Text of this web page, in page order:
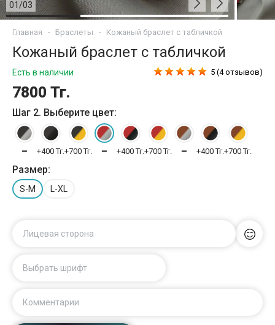
01 /03
Главная Браслеты Кожаный браслет с табличкой
Кожаный браслет с табличкой
Есть в наличии
7800 Тг.
5 (4 отзывов)
Шаг 2. Выберите цвет:
━ +400 Тг.+700 Тг. ━ +400 Тг.+700 Тг. ━ +400 Тг.+700 Тг.
Размер:
S-M L-XL
Лицевая сторона
Выбрать шрифт
Комментарии